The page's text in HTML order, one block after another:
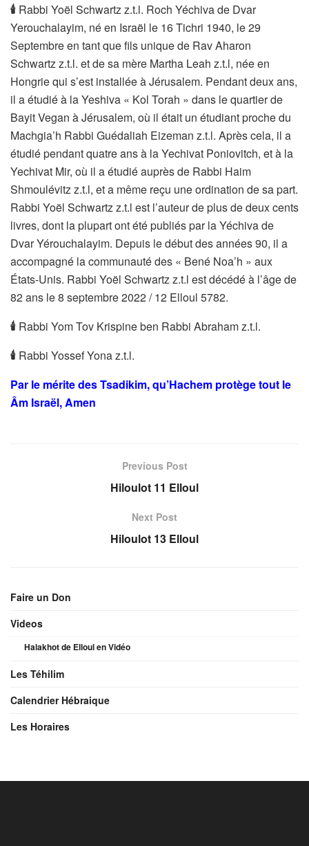
🕯 Rabbi Yoël Schwartz z.t.l. Roch Yéchiva de Dvar
Yerouchalayim, né en Israël le 16 Tichri 1940, le 29
Septembre en tant que fils unique de Rav Aharon
Schwartz z.t.l. et de sa mère Martha Leah z.t.l, née en
Hongrie qui s’est installée à Jérusalem. Pendant deux ans,
il a étudié à la Yeshiva « Kol Torah » dans le quartier de
Bayit Vegan à Jérusalem, où il était un étudiant proche du
Machgia’h Rabbi Guédaliah Eizeman z.t.l. Après cela, il a
étudié pendant quatre ans à la Yechivat Poniovitch, et à la
Yechivat Mir, où il a étudié auprès de Rabbi Haim
Shmoulévitz z.t.l, et a même reçu une ordination de sa part.
Rabbi Yoël Schwartz z.t.l est l’auteur de plus de deux cents
livres, dont la plupart ont été publiés par la Yéchiva de
Dvar Yérouchalayim. Depuis le début des années 90, il a
accompagné la communauté des « Bené Noa’h » aux
États-Unis. Rabbi Yoël Schwartz z.t.l est décédé à l’âge de
82 ans le 8 septembre 2022 / 12 Elloul 5782.
🕯 Rabbi Yom Tov Krispine ben Rabbi Abraham z.t.l.
🕯 Rabbi Yossef Yona z.t.l.
Par le mérite des Tsadikim, qu’Hachem protège tout le
Âm Israël, Amen
Previous Post
Hiloulot 11 Elloul
Next Post
Hiloulot 13 Elloul
Faire un Don
Videos
Halakhot de Elloul en Vidéo
Les Téhilim
Calendrier Hébraique
Les Horaires